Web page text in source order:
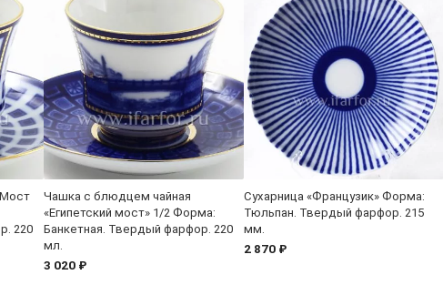
220
Чашка с блюдцем чайная
«Египетский мост» 1/2 Форма:
Банкетная. Твердый фарфор. 220
мл.
3 020 ₽
Сухарница «Французик» Форма:
Тюльпан. Твердый фарфор. 215
мм.
2 870 ₽